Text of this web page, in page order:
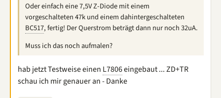
Oder einfach eine 7,5V Z-Diode mit einem
vorgeschalteten 47k und einem dahintergeschalteten
BC517, fertig! Der Querstrom beträgt dann nur noch 32uA.
Muss ich das noch aufmalen?
hab jetzt Testweise einen L7806eingebaut ... ZD+TR
schau ich mir genauer an - Danke